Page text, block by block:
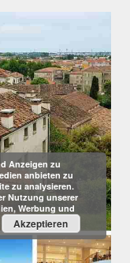
Anzeigen zu
anbieten zu
zu analysieren.
Nutzung unserer
Werbung und
Akzeptieren